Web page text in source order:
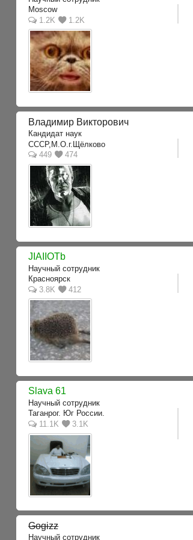
Moscow
1.2K
1.2K
Владимир Викторович
Кандидат наук
CCCP,М.О.г.Щёлково
449
474
JIAIIOTb
Научный сотрудник
Красноярск
3.8K
412
Slava 61
Научный сотрудник
Таганрог. Юг России.
11.1K
3.1K
Gogizz
Научный сотрудник